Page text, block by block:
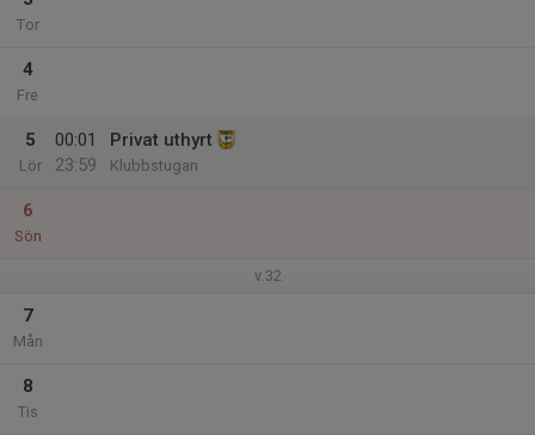
Tor
4
Fre
5
Lör
00:01
23:59
Privat uthyrt
Klubbstugan
6
Sön
v.32
7
Mån
8
Tis